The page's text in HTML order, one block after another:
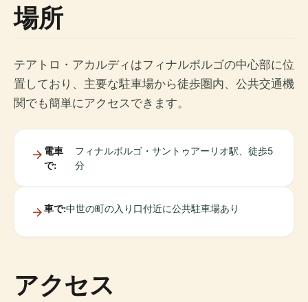
場所
テアトロ・アカルディはフィナルボルゴの中心部に位
置しており、主要な駐車場から徒歩圏内、公共交通機
関でも簡単にアクセスできます。
電車
で:
フィナルボルゴ・サントゥアーリオ駅、徒歩5
分
車で:中世の町の入り口付近に公共駐車場あり
アクセス